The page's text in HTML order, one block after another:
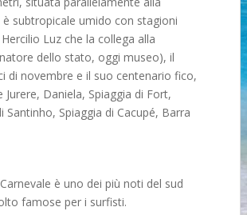
subtropicale umido con stagioni
Luz che la collega alla
dello stato, oggi museo), il
di novembre e il suo centenario fico,
Daniela, Spiaggia di Fort,
Santinho, Spiaggia di Cacupé, Barra
è uno dei più noti del sud
famose per i surfisti.